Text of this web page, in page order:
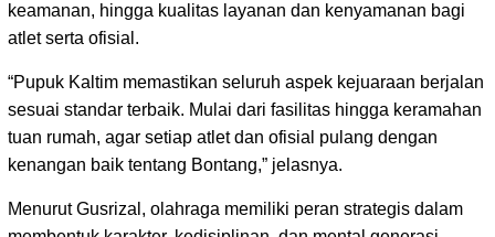
keamanan, hingga kualitas layanan dan kenyamanan bagi
atlet serta ofisial.
“Pupuk Kaltim memastikan seluruh aspek kejuaraan berjalan
sesuai standar terbaik. Mulai dari fasilitas hingga keramahan
tuan rumah, agar setiap atlet dan ofisial pulang dengan
kenangan baik tentang Bontang,” jelasnya.
Menurut Gusrizal, olahraga memiliki peran strategis dalam